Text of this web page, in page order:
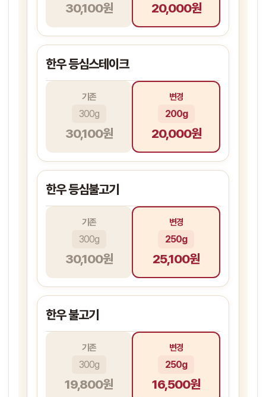
30,100원 20,000원
한우 등심스테이크
기존
30,100원
300g
변경
20,000원
200g
한우 등심불고기
기존
30,100원
300g
변경
25,100원
250g
한우 불고기
기존
19,800원
300g
변경
16,500원
250g